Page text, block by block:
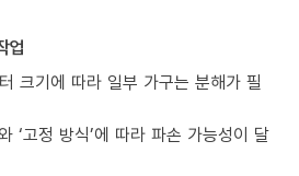
업
크기에 따라 일부 가구는 분해가 필
‘고정 방식’에 따라 파손 가능성이 달